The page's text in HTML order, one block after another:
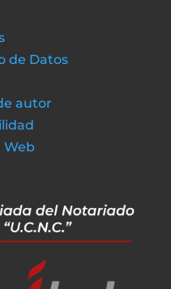
de Datos
autor
Web